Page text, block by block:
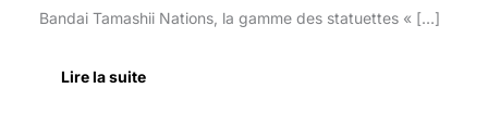
Bandai Tamashii Nations, la gamme des statuettes « […]
Lire la suite